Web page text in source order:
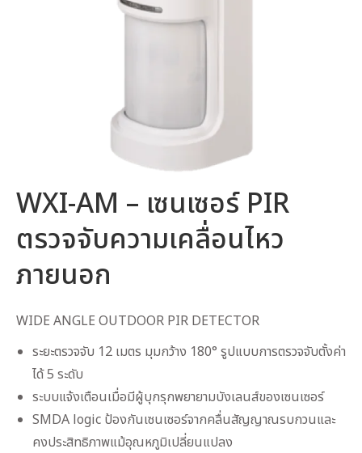
WXI-AM – เซนเซอร์ PIR
ตรวจจับความเคลื่อนไหว
ภายนอก
WIDE ANGLE OUTDOOR PIR DETECTOR
ระยะตรวจจับ 12 เมตร มุมกว้าง 180° รูปแบบการตรวจจับตั้งค่า
ได้ 5 ระดับ
ระบบแจ้งเตือนเมื่อมีผู้บุกรุกพยายามบังเลนส์ของเซนเซอร์
SMDA logic ป้องกันเซนเซอร์จากคลื่นสัญญาณรบกวนและ
คงประสิทธิภาพแม้อุณหภูมิเปลี่ยนแปลง